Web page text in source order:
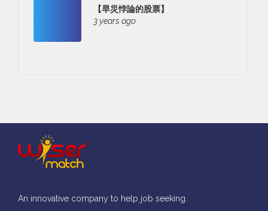
【旱災悖論的股票】
3 years ago
An innovative company to help job seeking.